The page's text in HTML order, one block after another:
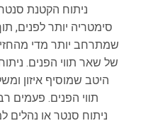
ניתוח הקטנת
סימטריה יותר לפנים,
שמתרחב יותר מדי
של שאר תווי הפנים.
היטב שמוסיף איזון
תווי הפנים. פעמים
ניתוח סנטר או נהלים